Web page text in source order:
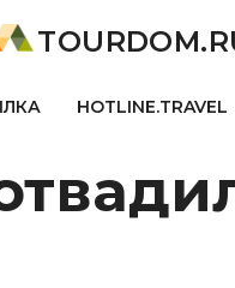
HOTLINE.TRAVEL